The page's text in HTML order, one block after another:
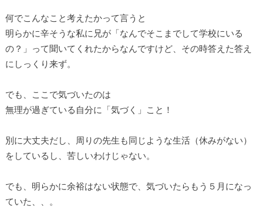
何でこんなこと考えたかって言うと
明らかに辛そうな私に兄が「なんでそこまでして学校にいる
の？」って聞いてくれたからなんですけど、その時答えた答え
にしっくり来ず。
でも、ここで気づいたのは
無理が過ぎている自分に「気づく」こと！
別に大丈夫だし、周りの先生も同じような生活（休みがない）
をしているし、苦しいわけじゃない。
でも、明らかに余裕はない状態で、気づいたらもう５月になっ
ていた、、。